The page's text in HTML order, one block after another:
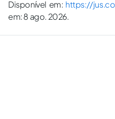
Disponível em: https://
em: 8 ago. 2026.